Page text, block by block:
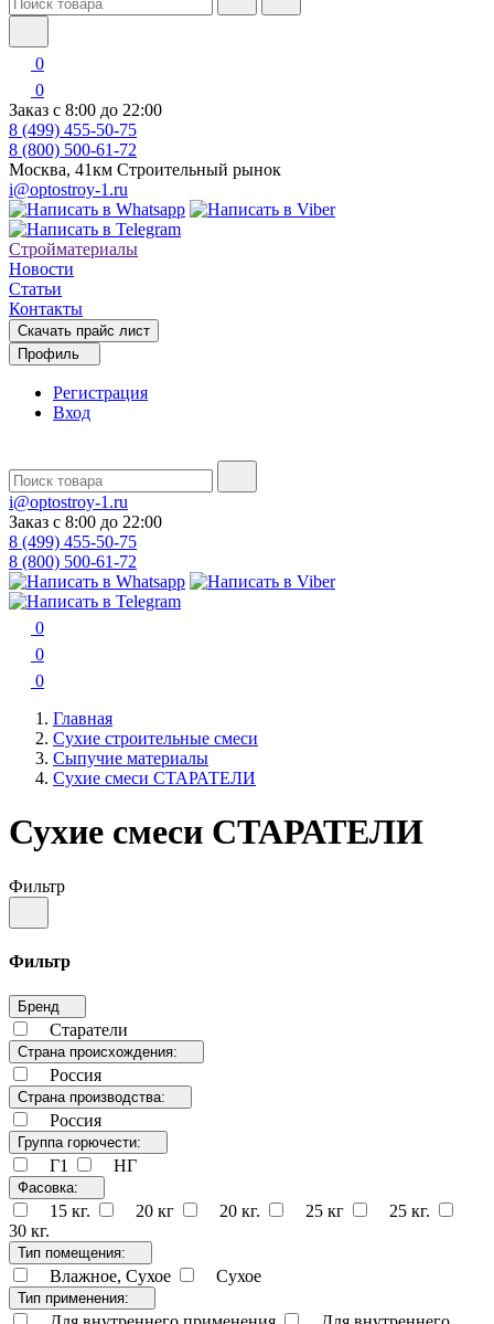
0
0
Заказ с 8:00 до 22:00
8 (499) 455-50-75
8 (800) 500-61-72
Москва, 41км Строительный рынок
i@optostroy-1.ru
Стройматериалы
Новости
Статьи
Контакты
Скачать прайс лист
Профиль
Регистрация
Вход
i@optostroy-1.ru
Заказ с 8:00 до 22:00
8 (499) 455-50-75
8 (800) 500-61-72
0
0
0
Главная
Сухие строительные смеси
Сыпучие материалы
Сухие смеси СТАРАТЕЛИ
Сухие смеси СТАРАТЕЛИ
Фильтр
Фильтр
Бренд
Старатели
Страна происхождения:
Россия
Страна производства:
Россия
Группа горючести:
Г1 НГ
Фасовка:
15 кг. 20 кг 20 кг. 25 кг
25 кг.
30 кг.
Тип помещения:
Влажное, Сухое Сухое
Тип применения: